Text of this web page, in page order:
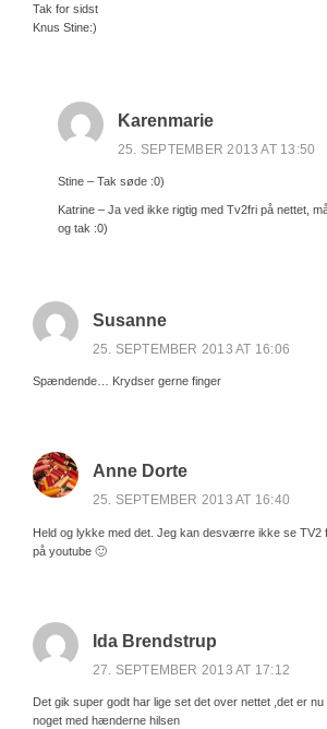
Tak for sidst
Knus Stine:)
Karenmarie
25. SEPTEMBER 2013 AT 13:50
Stine – Tak søde :0)
Katrine – Ja ved ikke rigtig med Tv2fri på nettet,
og tak :0)
Susanne
25. SEPTEMBER 2013 AT 16:06
Spændende… Krydser gerne finger
Anne Dorte
25. SEPTEMBER 2013 AT 16:40
Held og lykke med det. Jeg kan desværre ikke se TV2
på youtube 🙂
Ida Brendstrup
27. SEPTEMBER 2013 AT 17:12
Det gik super godt har lige set det over nettet ,det er
noget med hænderne hilsen